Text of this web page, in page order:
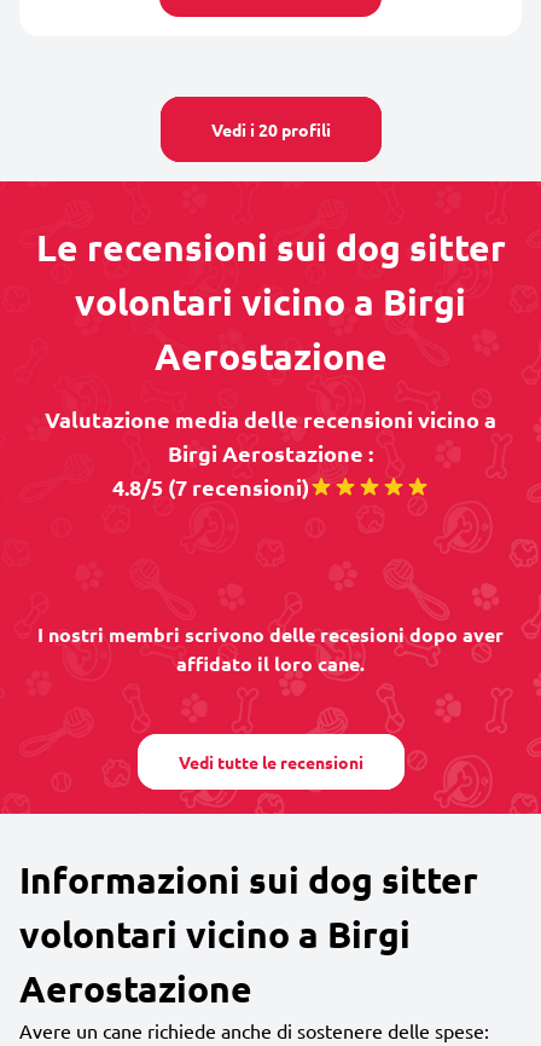
Vedi i 20 profili
Le recensioni sui dog sitter
volontari vicino a Birgi
Aerostazione
Valutazione media delle recensioni vicino a
Birgi Aerostazione :
4.8/5 (7 recensioni)
I nostri membri scrivono delle recesioni dopo aver
affidato il loro cane.
Vedi tutte le recensioni
Informazioni sui dog sitter
volontari vicino a Birgi
Aerostazione
Avere un cane richiede anche di sostenere delle spese: